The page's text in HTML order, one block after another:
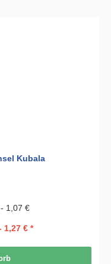
Kubala
1,07 €
1,27 € *